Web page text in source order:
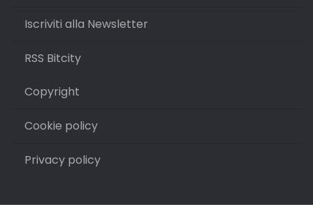
Iscriviti alla Newsletter
RSS Bitcity
Copyright
Cookie policy
Privacy policy